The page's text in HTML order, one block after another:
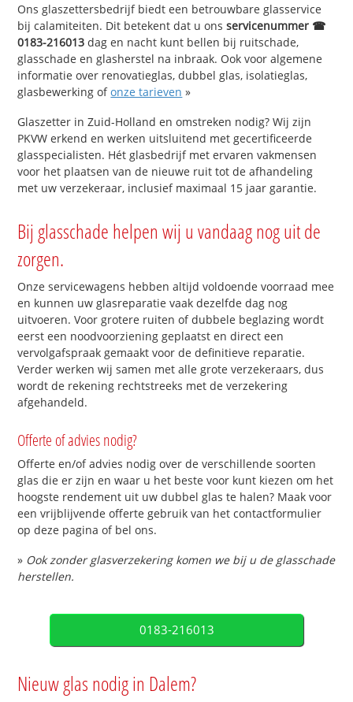
Ons glaszettersbedrijf biedt een betrouwbare glasservice
bij calamiteiten. Dit betekent dat u onsservicenummer ☎
0183-216013 dag en nacht kunt bellen bij ruitschade,
glasschade en glasherstel na inbraak. Ook voor algemene
informatie over renovatieglas, dubbel glas, isolatieglas,
glasbewerking ofonze tarieven »
Glaszetter in Zuid-Holland en omstreken nodig? Wij zijn
PKVW erkend en werken uitsluitend met gecertificeerde
glasspecialisten. Hét glasbedrijf met ervaren vakmensen
voor het plaatsen van de nieuwe ruit tot de afhandeling
met uw verzekeraar, inclusief maximaal 15 jaar garantie.
Bij glasschade helpen wij u vandaag nog uit de
zorgen.
Onze servicewagens hebben altijd voldoende voorraad mee
en kunnen uw glasreparatie vaak dezelfde dag nog
uitvoeren. Voor grotere ruiten of dubbele beglazing wordt
eerst een noodvoorziening geplaatst en direct een
vervolgafspraak gemaakt voor de definitieve reparatie.
Verder werken wij samen met alle grote verzekeraars, dus
wordt de rekening rechtstreeks met de verzekering
afgehandeld.
Offerte of advies nodig?
Offerte en/of advies nodig over de verschillende soorten
glas die er zijn en waar u het beste voor kunt kiezen om het
hoogste rendement uit uw dubbel glas te halen? Maak voor
een vrijblijvende offerte gebruik van het contactformulier
op deze pagina of bel ons.
» Ook zonder glasverzekering komen we bij u de glasschade
herstellen.
0183-216013
Nieuw glas nodig in Dalem?